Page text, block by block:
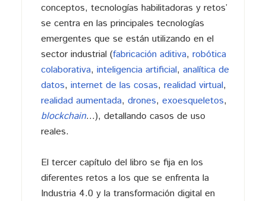
conceptos, tecnologías habilitadoras y retos’
se centra en las principales tecnologías
emergentes que se están utilizando en el
sector industrial (fabricación aditiva, robótica
colaborativa, inteligencia artificial, analítica de
datos, internet de las cosas, realidad virtual,
realidad aumentada, drones, exoesqueletos,
blockchain…), detallando casos de uso
reales.
El tercer capítulo del libro se fija en los
diferentes retos a los que se enfrenta la
Industria 4.0 y la transformación digital en